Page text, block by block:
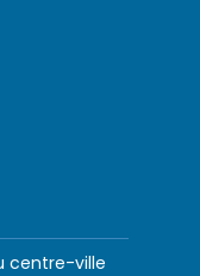
centre-ville